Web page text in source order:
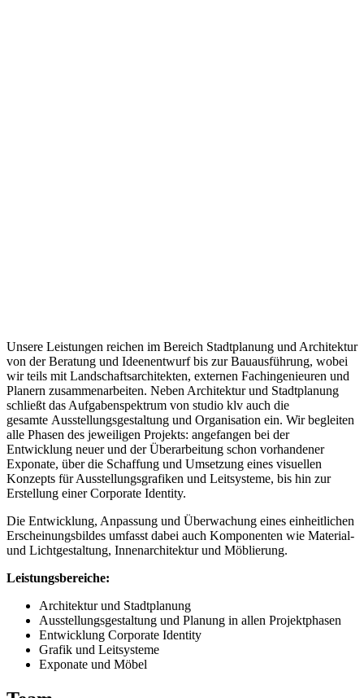
Unsere Leistungen reichen im Bereich Stadtplanung und Architektur
von der Beratung und Ideenentwurf bis zur Bauausführung, wobei
wir teils mit Landschaftsarchitekten, externen Fachingenieuren und
Planern zusammenarbeiten. Neben Architektur und Stadtplanung
schließt das Aufgabenspektrum von studio klv auch die
gesamte Ausstellungsgestaltung und Organisation ein. Wir begleiten
alle Phasen des jeweiligen Projekts: angefangen bei der
Entwicklung neuer und der Überarbeitung schon vorhandener
Exponate, über die Schaffung und Umsetzung eines visuellen
Konzepts für Ausstellungsgrafiken und Leitsysteme, bis hin zur
Erstellung einer Corporate Identity.
Die Entwicklung, Anpassung und Überwachung eines einheitlichen
Erscheinungsbildes umfasst dabei auch Komponenten wie Material-
und Lichtgestaltung, Innenarchitektur und Möblierung.
Leistungsbereiche:
Architektur und Stadtplanung
Ausstellungsgestaltung und Planung in allen Projektphasen
Entwicklung Corporate Identity
Grafik und Leitsysteme
Exponate und Möbel